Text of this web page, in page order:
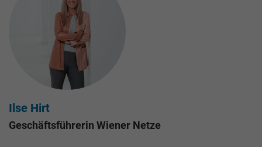
Ilse Hirt
Geschäftsführerin Wiener Netze